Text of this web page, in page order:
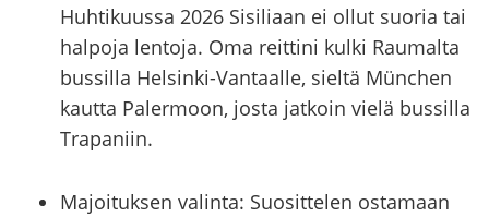
Huhtikuussa 2026 Sisiliaan ei ollut suoria tai
halpoja lentoja. Oma reittini kulki Raumalta
bussilla Helsinki-Vantaalle, sieltä München
kautta Palermoon, josta jatkoin vielä bussilla
Trapaniin.
Majoituksen valinta: Suosittelen ostamaan